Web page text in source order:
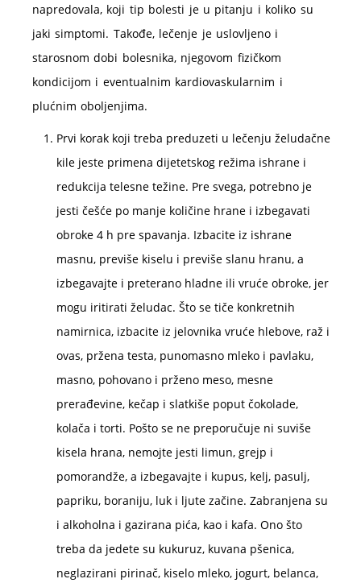
napredovala, koji tip bolesti je u pitanju i koliko su
jaki simptomi. Takođe, lečenje je uslovljeno i
starosnom dobi bolesnika, njegovom fizičkom
kondicijom i eventualnim kardiovaskularnim i
plućnim oboljenjima.
Prvi korak koji treba preduzeti u lečenju želudačne
kile jeste primena dijetetskog režima ishrane i
redukcija telesne težine. Pre svega, potrebno je
jesti češće po manje količine hrane i izbegavati
obroke 4 h pre spavanja. Izbacite iz ishrane
masnu, previše kiselu i previše slanu hranu, a
izbegavajte i preterano hladne ili vruće obroke, jer
mogu iritirati želudac. Što se tiče konkretnih
namirnica, izbacite iz jelovnika vruće hlebove, raž i
ovas, pržena testa, punomasno mleko i pavlaku,
masno, pohovano i prženo meso, mesne
prerađevine, kečap i slatkiše poput čokolade,
kolača i torti. Pošto se ne preporučuje ni suviše
kisela hrana, nemojte jesti limun, grejp i
pomorandže, a izbegavajte i kupus, kelj, pasulj,
papriku, boraniju, luk i ljute začine. Zabranjena su
i alkoholna i gazirana pića, kao i kafa. Ono što
treba da jedete su kukuruz, kuvana pšenica,
neglazirani pirinač, kiselo mleko, jogurt, belanca,